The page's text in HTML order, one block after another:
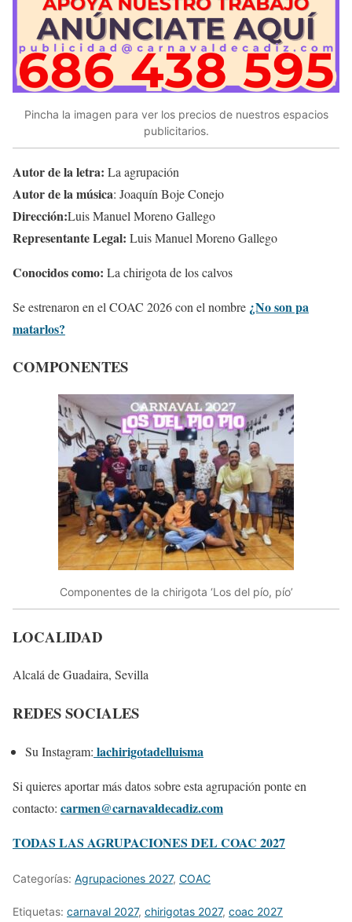
Pincha la imagen para ver los precios de nuestros espacios
publicitarios.
Autor de la letra: La agrupación
Autor de la música: Joaquín Boje Conejo
Dirección:Luis Manuel Moreno Gallego
Representante Legal: Luis Manuel Moreno Gallego
Conocidos como: La chirigota de los calvos
Se estrenaron en el COAC 2026 con el nombre ¿No son pa
matarlos?
COMPONENTES
Componentes de la chirigota ‘Los del pío, pío’
LOCALIDAD
Alcalá de Guadaira, Sevilla
REDES SOCIALES
Su Instagram: lachirigotadelluisma
Si quieres aportar más datos sobre esta agrupación ponte en
contacto: carmen@carnavaldecadiz.com
TODAS LAS AGRUPACIONES DEL COAC 2027
Categorías: Agrupaciones 2027, COAC
Etiquetas: carnaval 2027, chirigotas 2027, coac 2027